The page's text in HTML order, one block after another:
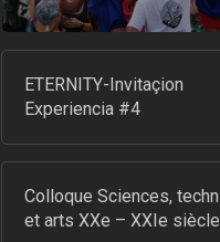
ETERNITY-Invitaçion
Experiencia #4
Colloque Sciences,
et arts XXe – XXIe